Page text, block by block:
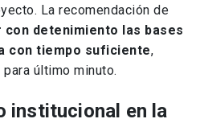
La recomendación de
con detenimiento las bases
con tiempo suficiente,
último minuto.
institucional en la